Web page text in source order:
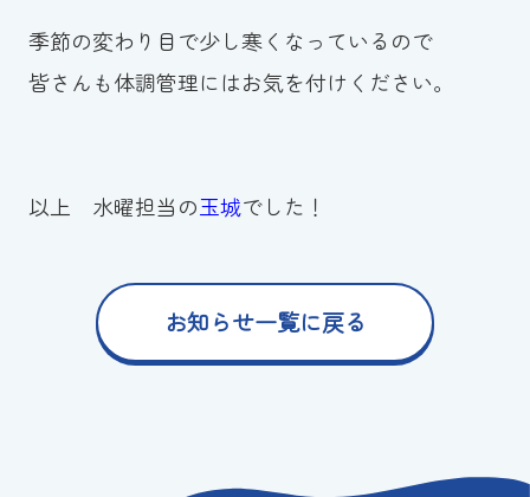
季節の変わり目で少し寒くなっているので
皆さんも体調管理にはお気を付けください。
以上 水曜担当の玉城でした！
お知らせ一覧に戻る